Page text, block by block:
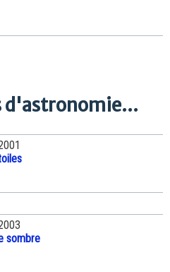
d'astronomie...
sombre